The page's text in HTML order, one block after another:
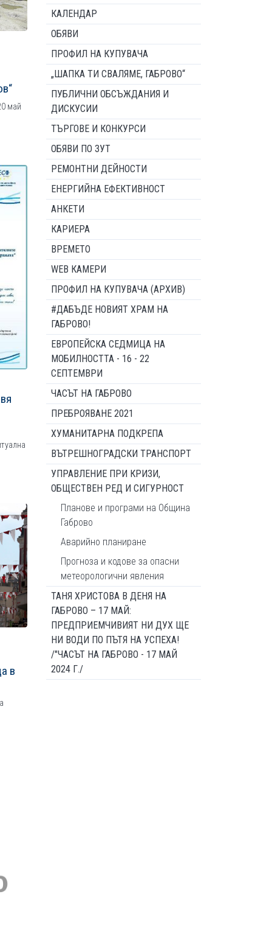
май
в
КАЛЕНДАР
ОБЯВИ
ПРОФИЛ НА КУПУВАЧА
„ШАПКА ТИ СВАЛЯМЕ, ГАБРОВО“
ПУБЛИЧНИ ОБСЪЖДАНИЯ И
ДИСКУСИИ
ТЪРГОВЕ И КОНКУРСИ
ОБЯВИ ПО ЗУТ
РЕМОНТНИ ДЕЙНОСТИ
ЕНЕРГИЙНА ЕФЕКТИВНОСТ
АНКЕТИ
КАРИЕРА
ВРЕМЕТО
WEB КАМЕРИ
ПРОФИЛ НА КУПУВАЧА (АРХИВ)
#ДАБЪДЕ НОВИЯТ ХРАМ НА
ГАБРОВО!
ЕВРОПЕЙСКА СЕДМИЦА НА
МОБИЛНОСТТА - 16 - 22
СЕПТЕМВРИ
ЧАСЪТ НА ГАБРОВО
ПРЕБРОЯВАНЕ 2021
ХУМАНИТАРНА ПОДКРЕПА
ВЪТРЕШНОГРАДСКИ ТРАНСПОРТ
УПРАВЛЕНИЕ ПРИ КРИЗИ,
ОБЩЕСТВЕН РЕД И СИГУРНОСТ
Планове и програми на Община
Габрово
Аварийно планиране
Прогноза и кодове за опасни
метеорологични явления
ТАНЯ ХРИСТОВА В ДЕНЯ НА
ГАБРОВО – 17 МАЙ:
ПРЕДПРИЕМЧИВИЯТ НИ ДУХ ЩЕ
НИ ВОДИ ПО ПЪТЯ НА УСПЕХА!
/"ЧАСЪТ НА ГАБРОВО - 17 МАЙ
2024 Г./